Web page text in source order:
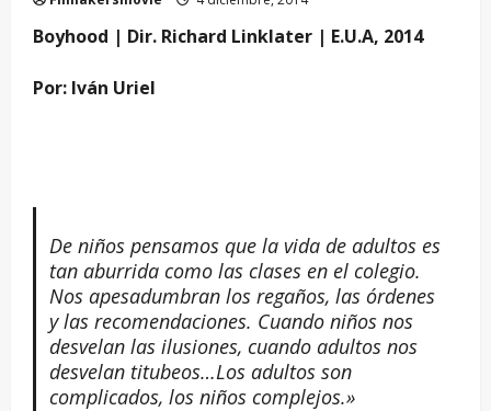
Boyhood | Dir. Richard Linklater | E.U.A, 2014
Por: Iván Uriel
De niños pensamos que la vida de adultos es
tan aburrida como las clases en el colegio.
Nos apesadumbran los regaños, las órdenes
y las recomendaciones. Cuando niños nos
desvelan las ilusiones, cuando adultos nos
desvelan titubeos…Los adultos son
complicados, los niños complejos.»